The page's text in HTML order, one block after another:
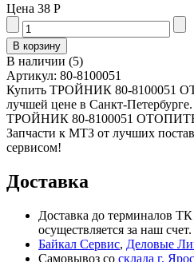
Цена 38 Р
В наличии (5)
Артикул: 80-8100051
Купить ТРОЙНИК 80-8100051
лучшей цене в Санкт-
ТРОЙНИК 80-8100051
Запчасти к МТЗ от лучших
сервисом!
Доставка
Доставка до терминалов
осуществляется за наш счет.
Байкал Сервис, Деловые
Самовывоз со склада г.